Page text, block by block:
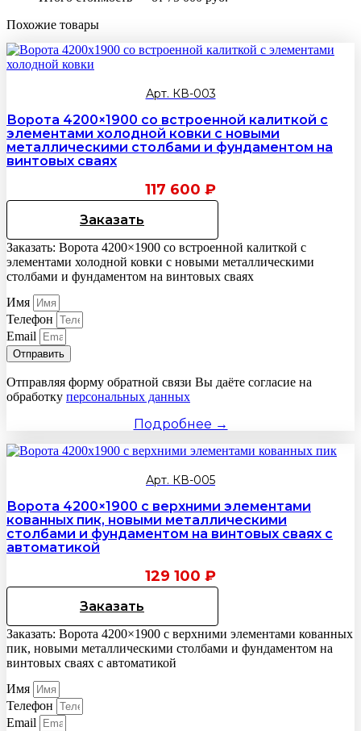
Похожие товары
Арт. КВ-003
Ворота 4200×1900 со встроенной калиткой с
элементами холодной ковки с новыми
металлическими столбами и фундаментом на
винтовых сваях
117 600 ₽
Заказать
Заказать: Ворота 4200×1900 со встроенной калиткой с
элементами холодной ковки с новыми металлическими
столбами и фундаментом на винтовых сваях
Имя
Телефон
Email
Отправить
Отправляя форму обратной связи Вы даёте согласие на
обработку персональных данных
Подробнее →
Арт. КВ-005
Ворота 4200×1900 с верхними элементами
кованных пик, новыми металлическими
столбами и фундаментом на винтовых сваях с
автоматикой
129 100 ₽
Заказать
Заказать: Ворота 4200×1900 с верхними элементами кованных
пик, новыми металлическими столбами и фундаментом на
винтовых сваях с автоматикой
Имя
Телефон
Email